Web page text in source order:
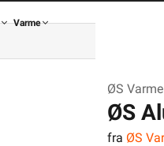
Varme
ØS
ØS
fra ØS